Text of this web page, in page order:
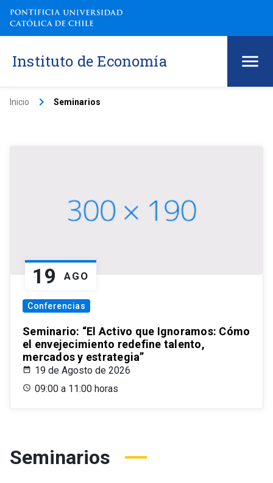
Instituto de Economía
Inicio keyboard_arrow_right Seminarios
19 AGO
Conferencias
Seminario: “El Activo que Ignoramos: Cómo
el envejecimiento redefine talento,
mercados y estrategia”
19 de Agosto de 2026
09:00 a 11:00 horas
Seminarios